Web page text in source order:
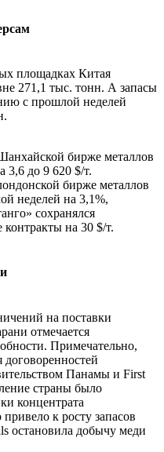
площадках Китая
271,1 тыс. тонн. А запасы
с прошлой неделей
бирже металлов
3,6 до 9 620 $/т.
бирже металлов
неделей на 3,1%,
сохранялся
на 30 $/т.
на поставки
отмечается
Примечательно,
договоренностей
Панамы и First
страны было
концентрата
к росту запасов
остановила добычу меди